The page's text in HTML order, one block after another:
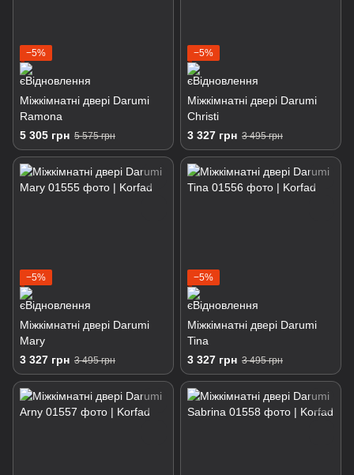
−5%
Міжкімнатні двері Darumi
Ramona
5 305 грн 5 575 грн
−5%
Міжкімнатні двері Darumi
Christi
3 327 грн 3 495 грн
−5%
Міжкімнатні двері Darumi
Mary
3 327 грн 3 495 грн
−5%
Міжкімнатні двері Darumi
Tina
3 327 грн 3 495 грн